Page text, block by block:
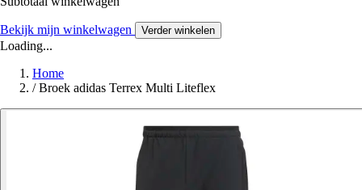
Bekijk mijn winkelwagen Verder winkelen
Loading...
Home
/ Broek adidas Terrex Multi Liteflex